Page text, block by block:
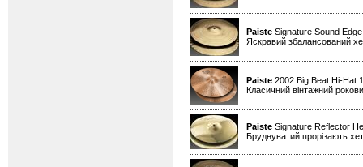
Paiste Signature Sound
Яскравий збалансований
Paiste 2002 Big Beat Hi-Hat
Класичний вінтажний
Paiste Signature Reflector
Бруднуватий прорізають